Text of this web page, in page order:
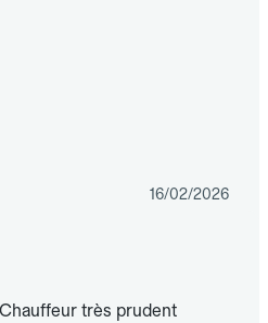
16/02/2026
très prudent